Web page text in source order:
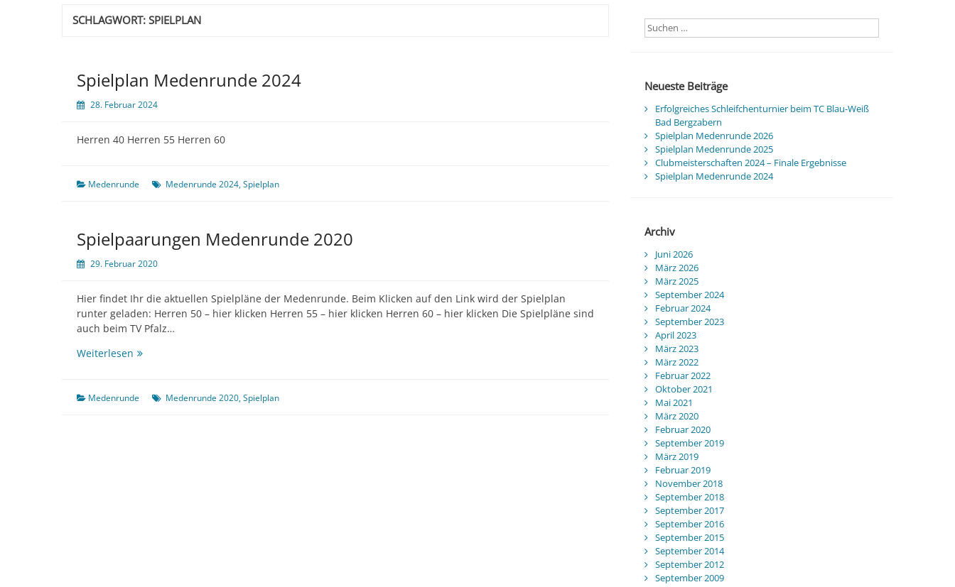
SCHLAGWORT:SPIELPLAN
Spielplan Medenrunde 2024
28. Februar 2024
Herren 40 Herren 55 Herren 60
Medenrunde Medenrunde 2024,Spielplan
Spielpaarungen Medenrunde 2020
29. Februar 2020
Hier findet Ihr die aktuellen Spielpläne der Medenrunde. Beim Klicken auf den Link wird der Spielplan
runter geladen: Herren 50 – hier klicken Herren 55 – hier klicken Herren 60 – hier klicken Die Spielpläne sind
auch beim TV Pfalz…
Weiterlesen Spielpaarungen
Medenrunde Medenrunde 2020,Spielplan
Neueste Beiträge
Erfolgreiches Schleifchenturnier beim TC Blau-Weiß
Bad Bergzabern
Spielplan Medenrunde 2026
Spielplan Medenrunde 2025
Clubmeisterschaften 2024 – Finale Ergebnisse
Spielplan Medenrunde 2024
Archiv
Juni 2026
März 2026
März 2025
September 2024
Februar 2024
September 2023
April 2023
März 2023
März 2022
Februar 2022
Oktober 2021
Mai 2021
März 2020
Februar 2020
September 2019
März 2019
Februar 2019
November 2018
September 2018
September 2017
September 2016
September 2015
September 2014
September 2012
September 2009